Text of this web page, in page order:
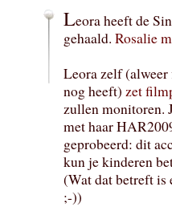
Leora heeft de
gehaald. Rosalie
Leora zelf (alweer
nog heeft) zet
zullen monitoren.
met haar
geprobeerd: dit
kun je kinderen
(Wat dat betreft is
;-))